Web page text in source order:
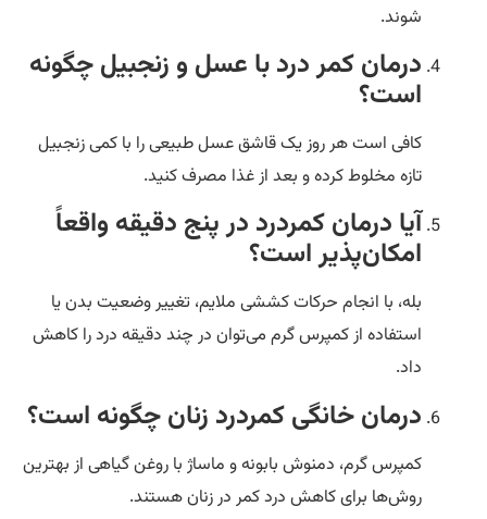
شوند.
درمان کمر درد با عسل و زنجبیل چگونه
است؟
کافی است هر روز یک قاشق عسل طبیعی را با کمی زنجبیل
تازه مخلوط کرده و بعد از غذا مصرف کنید.
آیا درمان کمردرد در پنج دقیقه واقعاً
امکان‌پذیر است؟
بله، با انجام حرکات کششی ملایم، تغییر وضعیت بدن یا
استفاده از کمپرس گرم می‌توان در چند دقیقه درد را کاهش
درمان خانگی کمردرد زنان چگونه است؟
کمپرس گرم، دمنوش بابونه و ماساژ با روغن گیاهی از بهترین
روش‌ها برای کاهش درد کمر در زنان هستند.